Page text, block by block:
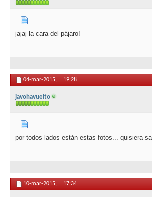
jajaj la cara del pájaro!
04-mar-2015, 19:28
javohavuelto
por todos lados están estas fotos... quisiera
10-mar-2015, 17:34